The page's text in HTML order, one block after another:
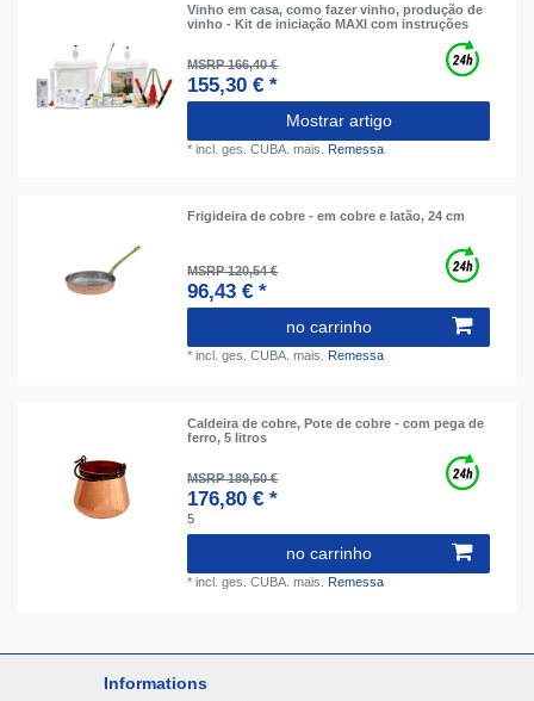
Vinho em casa, como fazer vinho, produção de
vinho - Kit de iniciação MAXI com instruções
MSRP 166,40 €
155,30 € *
Mostrar artigo
*incl. ges. CUBA. mais. Remessa
Frigideira de cobre - em cobre e latão, 24 cm
MSRP 120,54 €
96,43 € *
no carrinho
*incl. ges. CUBA. mais. Remessa
Caldeira de cobre, Pote de cobre - com pega de
ferro, 5 litros
MSRP 189,50 €
176,80 € *
5
no carrinho
*incl. ges. CUBA. mais. Remessa
Informations